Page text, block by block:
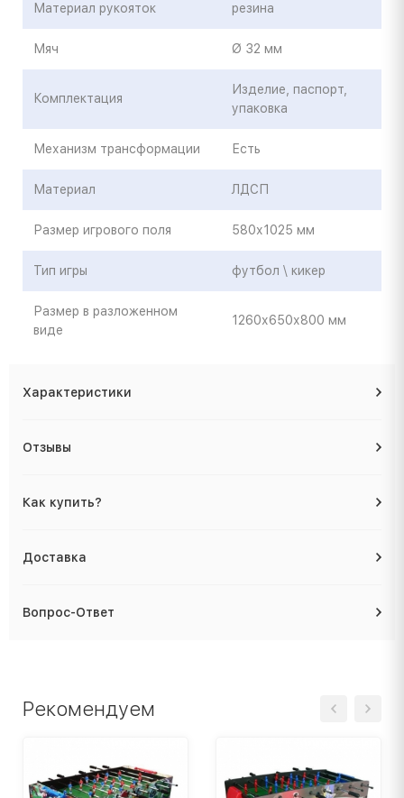
Материал рукояток резина
Мяч Ø 32 мм
Комплектация
Изделие, паспорт,
упаковка
Механизм трансформации Есть
Материал ЛДСП
Размер игрового поля 580х1025 мм
Тип игры футбол \ кикер
Размер в разложенном
виде
1260х650х800 мм
Характеристики
Отзывы
Как купить?
Доставка
Вопрос-Ответ
Рекомендуем